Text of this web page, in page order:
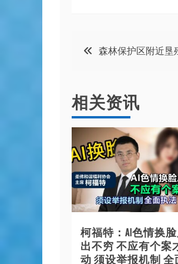
文
导
航
森林保护区附近垦
相关资讯
柯福特：AI色情换
出不穷 不应有个案
动 须设举报机制 全